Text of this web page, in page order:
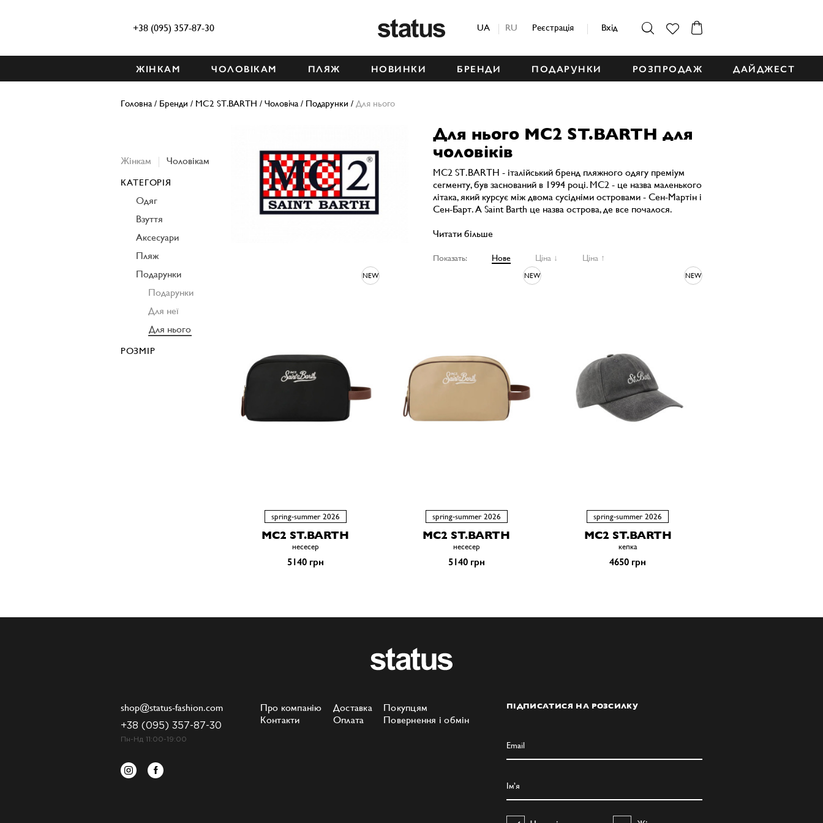
+38 (095) 357-87-30 UA RU Реєстрація Вхід
ЖІНКАМ ЧОЛОВІКАМ ПЛЯЖ НОВИНКИ БРЕНДИ ПОДАРУНКИ РОЗПРОДАЖ ДАЙДЖЕСТ
Головна / Бренди / MC2 ST.BARTH / Чоловіча / Подарунки / Для нього
Для нього MC2 ST.BARTH для
чоловіків
MC2 ST.BARTH - італійський бренд пляжного одягу преміум
сегменту, був заснований в 1994 році. MC2 - це назва маленького
літака, який курсує між двома сусідніми островами - Сен-Мартін і
Сен-Барт. А Saint Barth це назва острова, де все почалося.
Читати більше
Показать: Нове Ціна ↓ Ціна ↑
NEW
spring-summer 2026
MC2 ST.BARTH
несесер
5140 грн
NEW
spring-summer 2026
MC2 ST.BARTH
несесер
5140 грн
NEW
spring-summer 2026
MC2 ST.BARTH
кепка
4650 грн
Жінкам Чоловікам
КАТЕГОРІЯ
Одяг
Взуття
Аксесуари
Пляж
Подарунки
Подарунки
Для неї
Для нього
РОЗМІР
ПІДПИСАТИСЯ НА РОЗСИЛКУ
Про компанію
Контакти
Доставка
Оплата
Покупцям
Повернення і обмін
shop@status-fashion.com
+38 (095) 357-87-30
Пн-Нд 11:00-19:00